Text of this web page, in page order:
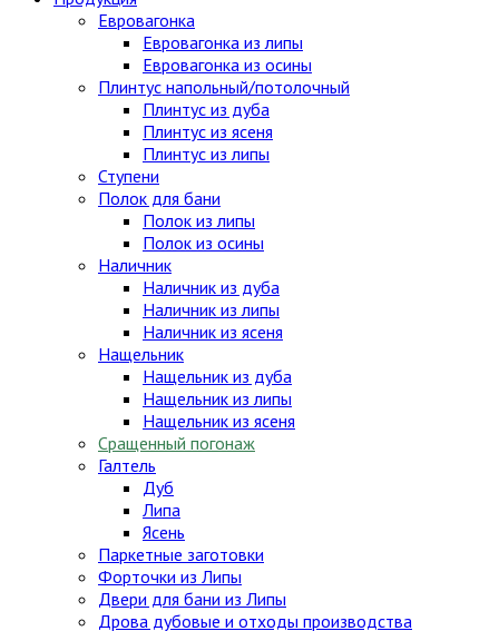
Евровагонка
Евровагонка из липы
Евровагонка из осины
Плинтус напольный/потолочный
Плинтус из дуба
Плинтус из ясеня
Плинтус из липы
Ступени
Полок для бани
Полок из липы
Полок из осины
Наличник
Наличник из дуба
Наличник из липы
Наличник из ясеня
Нащельник
Нащельник из дуба
Нащельник из липы
Нащельник из ясеня
Сращенный погонаж
Галтель
Дуб
Липа
Ясень
Паркетные заготовки
Форточки из Липы
Двери для бани из Липы
Дрова дубовые и отходы производства